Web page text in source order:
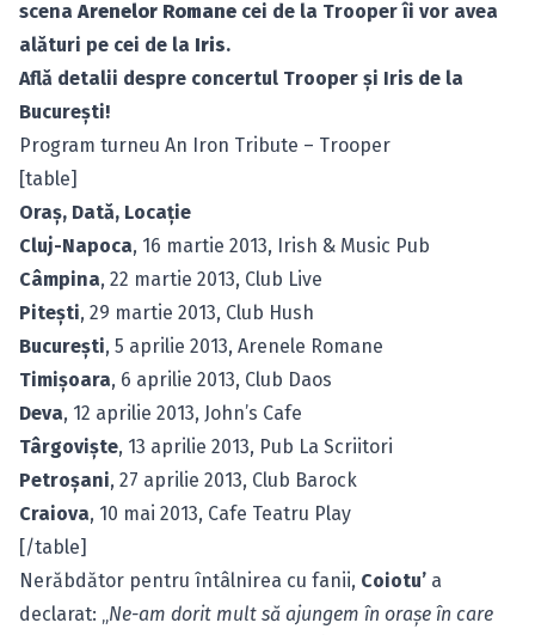
scenaArenelor Romane cei de la Trooper îi vor avea
alături pe cei de la Iris.
Află detalii despre concertul Trooper şi Iris de la
Bucureşti!
Program turneu An Iron Tribute – Trooper
[table]
Oraş, Dată, Locaţie
Cluj-Napoca, 16 martie 2013, Irish & Music Pub
Câmpina, 22 martie 2013, Club Live
Piteşti, 29 martie 2013, Club Hush
Bucureşti, 5 aprilie 2013, Arenele Romane
Timişoara, 6 aprilie 2013, Club Daos
Deva, 12 aprilie 2013, John’s Cafe
Târgovişte, 13 aprilie 2013, Pub La Scriitori
Petroşani, 27 aprilie 2013, Club Barock
Craiova, 10 mai 2013, Cafe Teatru Play
[/table]
Nerăbdător pentru întâlnirea cu fanii, Coiotu’ a
declarat: „Ne-am dorit mult să ajungem în oraşe în care